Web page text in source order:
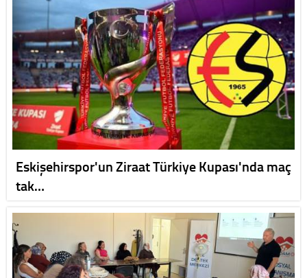
Eskişehirspor'un Ziraat Türkiye Kupası'nda maç
tak…